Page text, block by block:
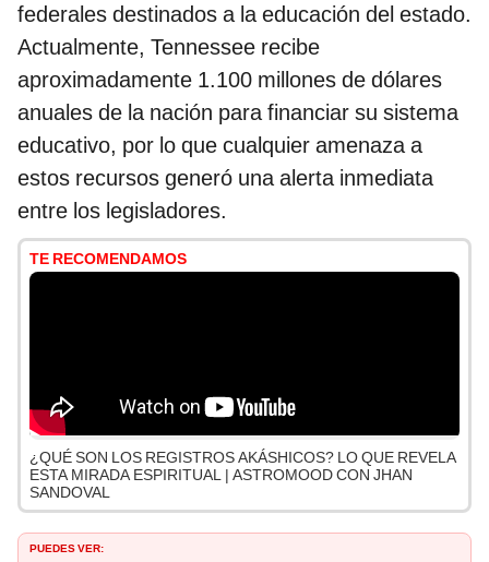
federales destinados a la educación del estado.
Actualmente, Tennessee recibe
aproximadamente 1.100 millones de dólares
anuales de la nación para financiar su sistema
educativo, por lo que cualquier amenaza a
estos recursos generó una alerta inmediata
entre los legisladores.
TE RECOMENDAMOS
¿QUÉ SON LOS REGISTROS AKÁSHICOS? LO QUE REVELA
ESTA MIRADA ESPIRITUAL | ASTROMOOD CON JHAN
SANDOVAL
PUEDES VER: